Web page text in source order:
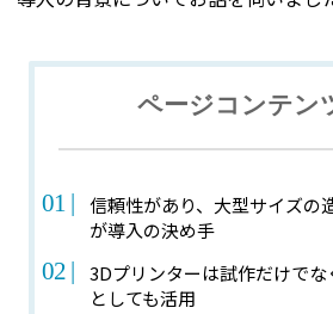
ページコンテン
信頼性があり、大型サイズの
が導入の決め手
3Dプリンターは試作だけで
としても活用